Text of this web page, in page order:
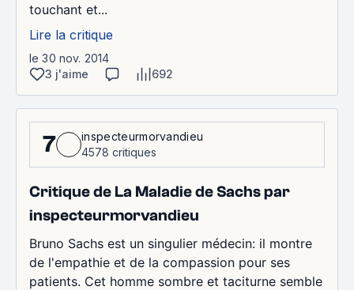
touchant et...
Lire la critique
le 30 nov. 2014
3 j'aime
692
7
inspecteurmorvandieu
4578 critiques
Critique de La Maladie de Sachs par
inspecteurmorvandieu
Bruno Sachs est un singulier médecin: il montre
de l'empathie et de la compassion pour ses
patients. Cet homme sombre et taciturne semble